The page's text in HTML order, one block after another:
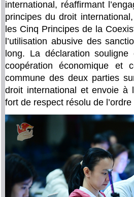
international, réaffirmant
principes du droit
les Cinq Principes de la
l’utilisation abusive des
long. La déclaration
coopération économique et
commune des deux parties
droit international et envoie à
fort de respect résolu de